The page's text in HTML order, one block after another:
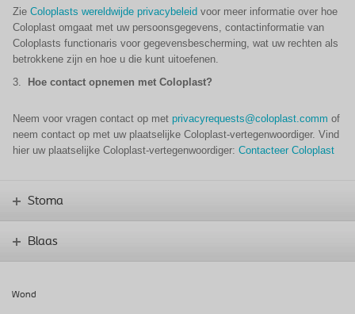
Zie Coloplasts wereldwijde privacybeleid voor meer informatie over hoe
Coloplast omgaat met uw persoonsgegevens, contactinformatie van
Coloplasts functionaris voor gegevensbescherming, wat uw rechten als
betrokkene zijn en hoe u die kunt uitoefenen.
3.
Hoe contact opnemen met Coloplast?
Neem voor vragen contact op met privacyrequests@coloplast.comm of
neem contact op met uw plaatselijke Coloplast-vertegenwoordiger. Vind
hier uw plaatselijke Coloplast-vertegenwoordiger: Contacteer Coloplast
Stoma
Blaas
Wond